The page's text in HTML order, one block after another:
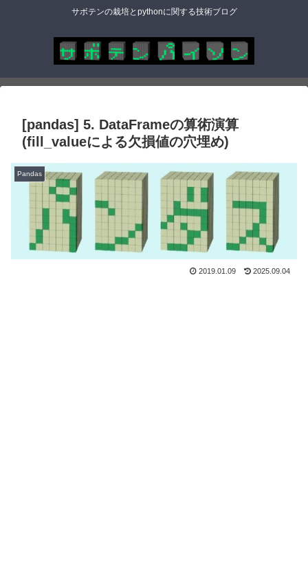
サボテンの栽培とpythonに関する技術ブログ
[pandas] 5. DataFrameの算術演算
(fill_valueによる欠損値の穴埋め)
Pandas
2019.01.09 2025.09.04